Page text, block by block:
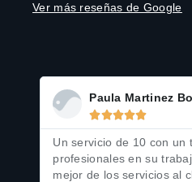
Ver más reseñas de Google
Paula Martinez

Un servicio de 10 con un
profesionales en su
mejor de los servicios al